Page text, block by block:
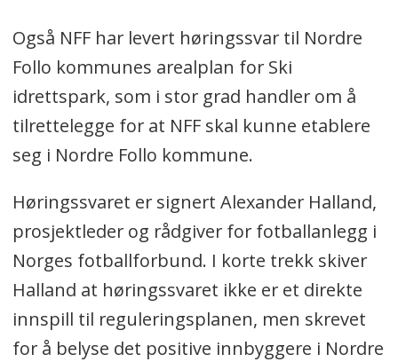
Også NFF har levert høringssvar til Nordre
Follo kommunes arealplan for Ski
idrettspark, som i stor grad handler om å
tilrettelegge for at NFF skal kunne etablere
seg i Nordre Follo kommune.
Høringssvaret er signert Alexander Halland,
prosjektleder og rådgiver for fotballanlegg i
Norges fotballforbund. I korte trekk skiver
Halland at høringssvaret ikke er et direkte
innspill til reguleringsplanen, men skrevet
for å belyse det positive innbyggere i Nordre